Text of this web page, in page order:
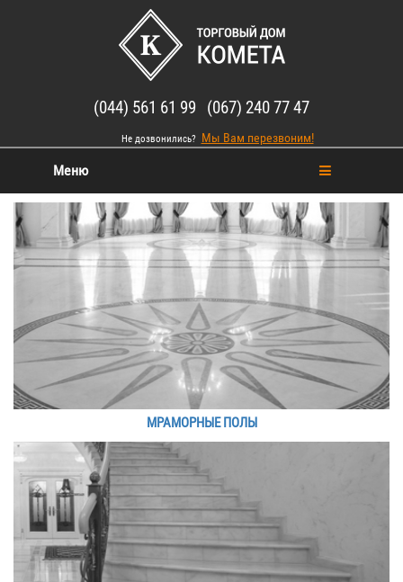
(044) 561 61 99 (067) 240 77 47
Не дозвонились? Мы Вам перезвоним!
Меню
МРАМОРНЫЕ ПОЛЫ